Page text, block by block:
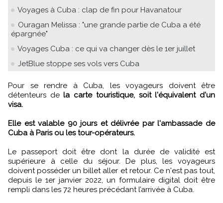
Voyages à Cuba : clap de fin pour Havanatour
Ouragan Melissa : "une grande partie de Cuba a été
épargnée"
Voyages Cuba : ce qui va changer dès le 1er juillet
JetBlue stoppe ses vols vers Cuba
Pour se rendre à Cuba, les voyageurs doivent être
détenteurs de la carte touristique, soit l'équivalent d'un
visa.
Elle est valable 90 jours et délivrée par l'ambassade de
Cuba à Paris ou les tour-opérateurs.
Le passeport doit être dont la durée de validité est
supérieure à celle du séjour. De plus, les voyageurs
doivent posséder un billet aller et retour. Ce n'est pas tout,
depuis le 1er janvier 2022, un formulaire digital doit être
rempli dans les 72 heures précédant l’arrivée à Cuba.